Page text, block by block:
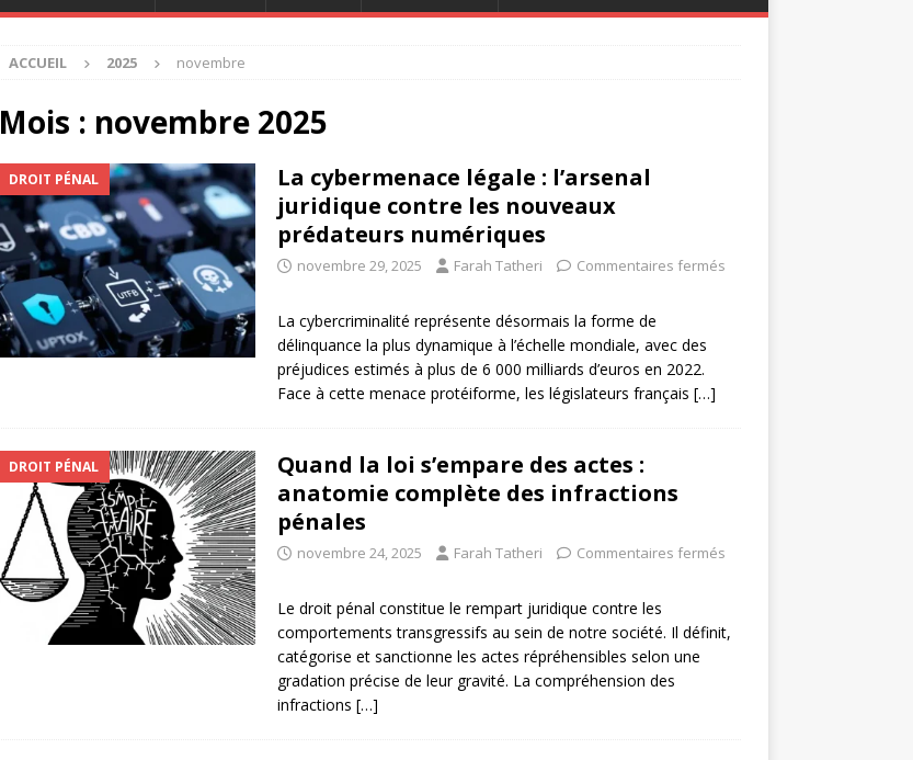
ACCUEIL 2025 novembre
Mois : novembre 2025
DROIT PÉNAL
La cybermenace légale : l’arsenal
juridique contre les nouveaux
prédateurs numériques
novembre 29, 2025 Farah Tatheri Commentaires fermés
La cybercriminalité représente désormais la forme de
délinquance la plus dynamique à l’échelle mondiale, avec des
préjudices estimés à plus de 6 000 milliards d’euros en 2022.
Face à cette menace protéiforme, les législateurs français […]
DROIT PÉNAL
Quand la loi s’empare des actes :
anatomie complète des infractions
pénales
novembre 24, 2025 Farah Tatheri Commentaires fermés
Le droit pénal constitue le rempart juridique contre les
comportements transgressifs au sein de notre société. Il définit,
catégorise et sanctionne les actes répréhensibles selon une
gradation précise de leur gravité. La compréhension des
infractions […]